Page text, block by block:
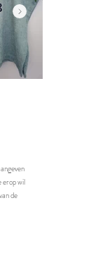
erop wil
de